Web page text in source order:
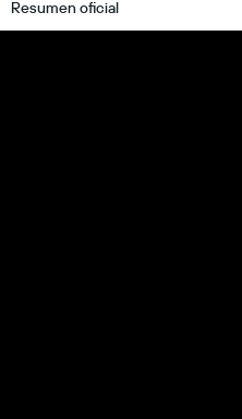
Resumen oficial